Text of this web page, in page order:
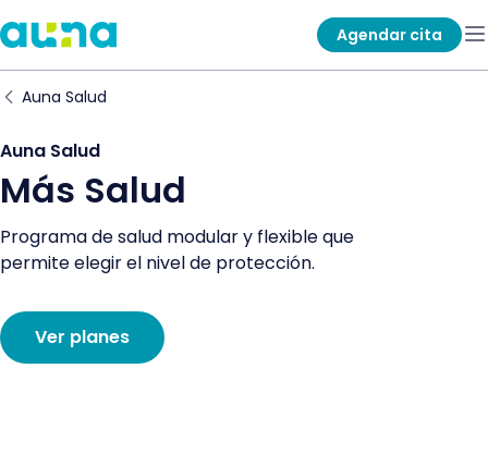
Agendar cita
Auna Salud
Auna Salud
Más Salud
Programa de salud modular y flexible que
permite elegir el nivel de protección.
Ver planes